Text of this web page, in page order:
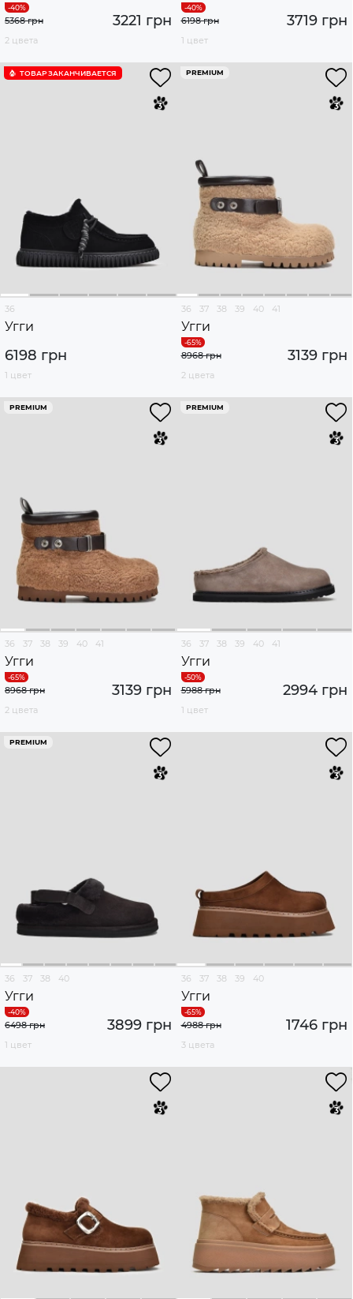
3221 грн
5368 грн
2 цвета
3719 грн
6198 грн
1 цвет
ТОВАР ЗАКАНЧИВАЕТСЯ
36
Угги
6198 грн
1 цвет
PREMIUM
36 37 38 39 40 41
Угги
3139 грн
8968 грн
2 цвета
PREMIUM
36 37 38 39 40 41
Угги
3139 грн
8968 грн
2 цвета
PREMIUM
36 37 38 39 40 41
Угги
2994 грн
5988 грн
1 цвет
PREMIUM
36 37 38 40
Угги
3899 грн
6498 грн
1 цвет
36 37 38 39 40
Угги
1746 грн
4988 грн
3 цвета